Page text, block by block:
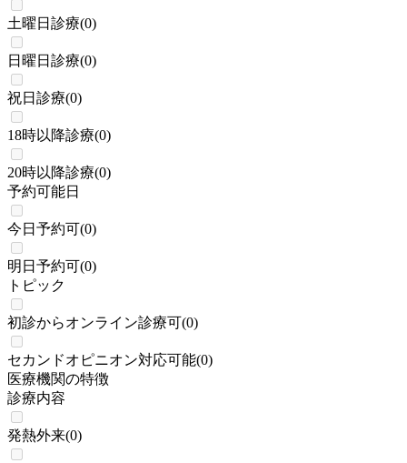
土曜日診療(0)
日曜日診療(0)
祝日診療(0)
18時以降診療(0)
20時以降診療(0)
予約可能日
今日予約可(0)
明日予約可(0)
トピック
初診からオンライン診療可(0)
セカンドオピニオン対応可能(0)
医療機関の特徴
診療内容
発熱外来(0)